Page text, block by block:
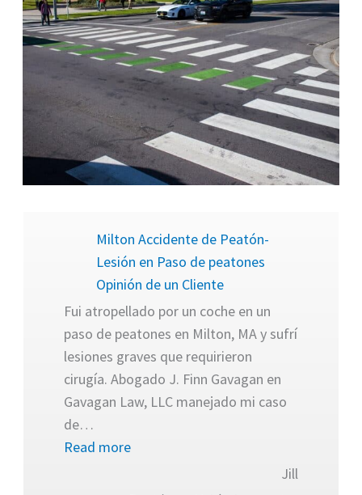
Milton Accidente de Peatón-
Lesión en Paso de peatones
Opinión de un Cliente
Fui atropellado por un coche en un
paso de peatones en Milton, MA y sufrí
lesiones graves que requirieron
cirugía. Abogado J. Finn Gavagan en
Gavagan Law, LLC manejado mi caso
de…
Read more
Jill